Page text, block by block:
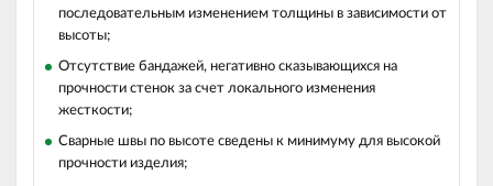
последовательным изменением толщины в зависимости от
высоты;
Отсутствие бандажей, негативно сказывающихся на
прочности стенок за счет локального изменения
жесткости;
Сварные швы по высоте сведены к минимуму для высокой
прочности изделия;